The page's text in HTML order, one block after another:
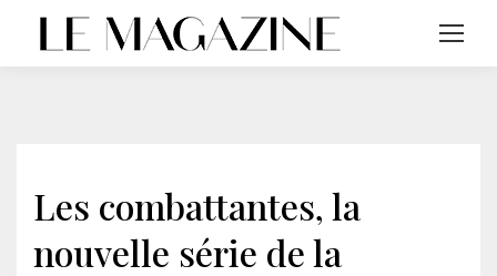
Les combattantes, la
nouvelle série de la